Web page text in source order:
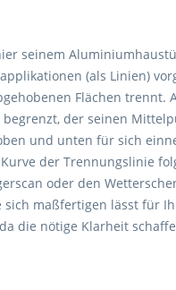
seinem
(als Linien)
Flächen trennt.
begrenzt, der seinen
und unten für sich
der Trennungslinie
oder den
maßfertigen lässt für
die nötige Klarheit